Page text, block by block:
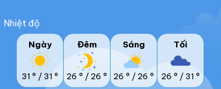
Nhiệt độ
Ngày
31 ° / 31 °
Đêm
26 ° / 26 °
Sáng
26 ° / 26 °
Tối
26 ° / 31 °